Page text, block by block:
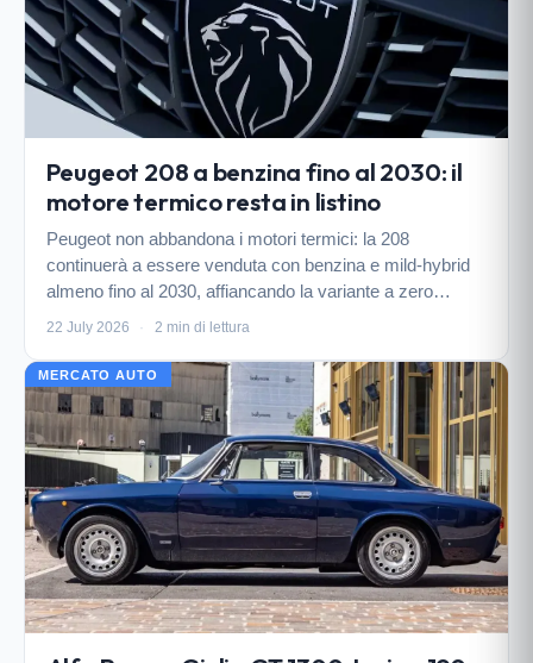
Peugeot 208 a benzina fino al 2030: il
motore termico resta in listino
Peugeot non abbandona i motori termici: la 208
continuerà a essere venduta con benzina e mild-hybrid
almeno fino al 2030, affiancando la variante a zero
emissioni. Una strategia pragmatica per coprire tutte le
22 July 2026 · 2 min di lettura
MERCATO AUTO